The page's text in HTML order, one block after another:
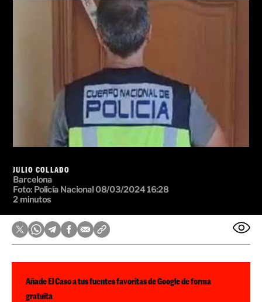
JULIO COLLADO
Barcelona
Foto: Policía Nacional 08/03/2024 16:28
2 minutos
Añade El Caso a tus fuentes favoritas de Google de forma
gratuita